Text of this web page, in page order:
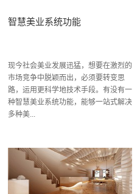
智慧美业系统功能
现今社会美业发展迅猛，想要在激烈的
市场竞争中脱颖而出，必须要转变思
路，运用更科学地技术手段。有没有一
种智慧美业系统功能，能够一站式解决
多种美...